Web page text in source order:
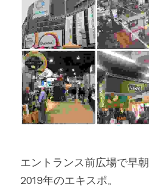
エントランス前広場で早
2019年のエキスポ。